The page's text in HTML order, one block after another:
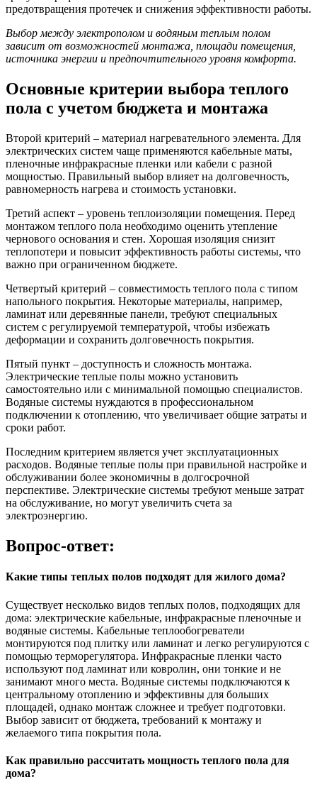
предотвращения протечек и снижения эффективности работы.
Выбор между электрополом и водяным теплым полом
зависит от возможностей монтажа, площади помещения,
источника энергии и предпочтительного уровня комфорта.
Основные критерии выбора теплого
пола с учетом бюджета и монтажа
Второй критерий – материал нагревательного элемента. Для
электрических систем чаще применяются кабельные маты,
пленочные инфракрасные пленки или кабели с разной
мощностью. Правильный выбор влияет на долговечность,
равномерность нагрева и стоимость установки.
Третий аспект – уровень теплоизоляции помещения. Перед
монтажом теплого пола необходимо оценить утепление
чернового основания и стен. Хорошая изоляция снизит
теплопотери и повысит эффективность работы системы, что
важно при ограниченном бюджете.
Четвертый критерий – совместимость теплого пола с типом
напольного покрытия. Некоторые материалы, например,
ламинат или деревянные панели, требуют специальных
систем с регулируемой температурой, чтобы избежать
деформации и сохранить долговечность покрытия.
Пятый пункт – доступность и сложность монтажа.
Электрические теплые полы можно установить
самостоятельно или с минимальной помощью специалистов.
Водяные системы нуждаются в профессиональном
подключении к отоплению, что увеличивает общие затраты и
сроки работ.
Последним критерием является учет эксплуатационных
расходов. Водяные теплые полы при правильной настройке и
обслуживании более экономичны в долгосрочной
перспективе. Электрические системы требуют меньше затрат
на обслуживание, но могут увеличить счета за
электроэнергию.
Вопрос-ответ:
Какие типы теплых полов подходят для жилого дома?
Существует несколько видов теплых полов, подходящих для
дома: электрические кабельные, инфракрасные пленочные и
водяные системы. Кабельные теплообогреватели
монтируются под плитку или ламинат и легко регулируются с
помощью терморегулятора. Инфракрасные пленки часто
используют под ламинат или ковролин, они тонкие и не
занимают много места. Водяные системы подключаются к
центральному отоплению и эффективны для больших
площадей, однако монтаж сложнее и требует подготовки.
Выбор зависит от бюджета, требований к монтажу и
желаемого типа покрытия пола.
Как правильно рассчитать мощность теплого пола для
дома?